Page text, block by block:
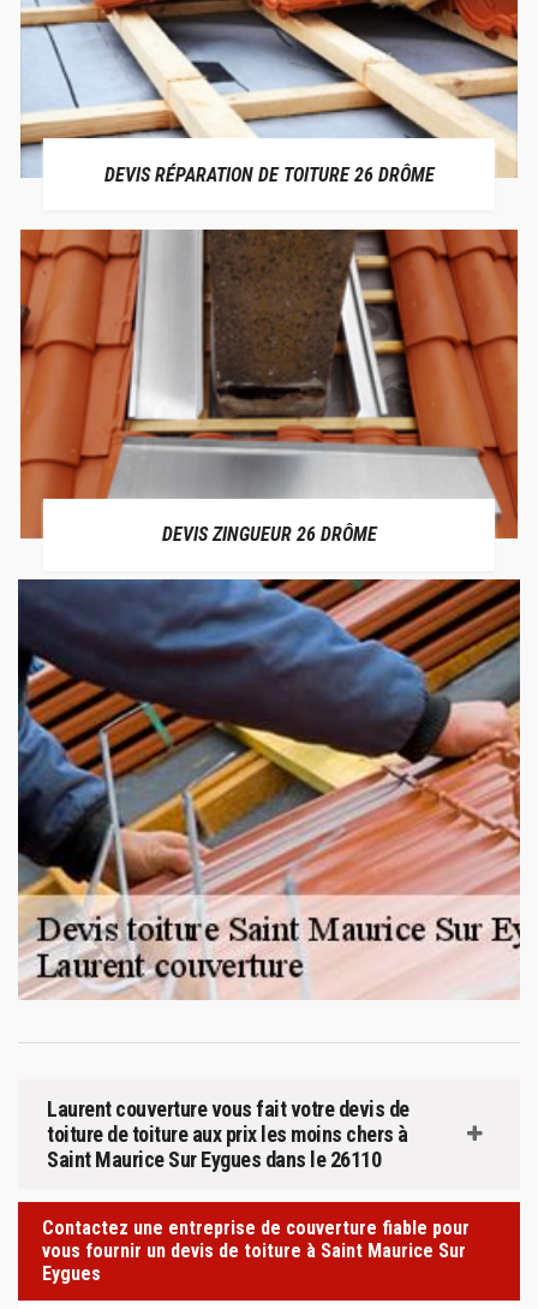
DEVIS RÉPARATION DE TOITURE 26 DRÔME
DEVIS ZINGUEUR 26 DRÔME
Laurent couverture vous fait votre devis de
toiture de toiture aux prix les moins chers à
Saint Maurice Sur Eygues dans le 26110
Contactez une entreprise de couverture fiable pour
vous fournir un devis de toiture à Saint Maurice Sur
Eygues